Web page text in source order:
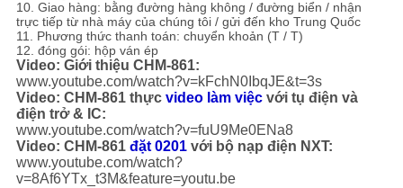
BẢO
MẬT
10. Giao hàng: bằng đường hàng không / đường biển / nhận
trực tiếp từ nhà máy của chúng tôi / gửi đến kho Trung Quốc
11. Phương thức thanh toán: chuyển khoản (T / T)
12. đóng gói: hộp ván ép
Video: Giới thiệu CHM-861:
www.youtube.com/watch?v=kFchN0IbqJE&t=3s
Video: CHM-861 thực video làm việc với tụ điện và
điện trở & IC:
www.youtube.com/watch?v=fuU9Me0ENa8
Video: CHM-861 đặt 0201với bộ nạp điện NXT:
www.youtube.com/watch?
v=8Af6YTx_t3M&feature=youtu.be